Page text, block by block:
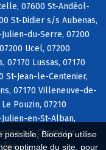
possible, Biocoop utilise
optimale du site, pour
07600 St-Andéol-
St-Didier s/s Aubenas,
du-Serre, 07200
Ucel, 07200
07170 Lussas, 07170
St-Jean-le-Centenier,
07170 Villeneuve-de-
Pouzin, 07210
en-St-Alban,
s/s Chomérac,